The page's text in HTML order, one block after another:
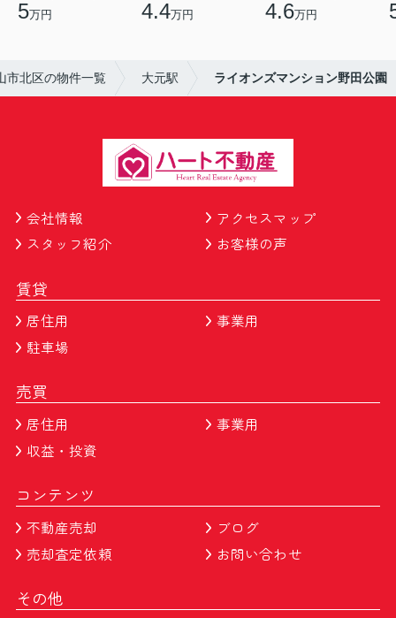
5万円 4.4万円 4.6万円
市北区の物件一覧 大元駅 ライオンズマンション野田公園
会社情報
アクセスマップ
スタッフ紹介
お客様の声
賃貸
居住用
事業用
駐車場
売買
居住用
事業用
収益・投資
コンテンツ
不動産売却
ブログ
売却査定依頼
お問い合わせ
その他